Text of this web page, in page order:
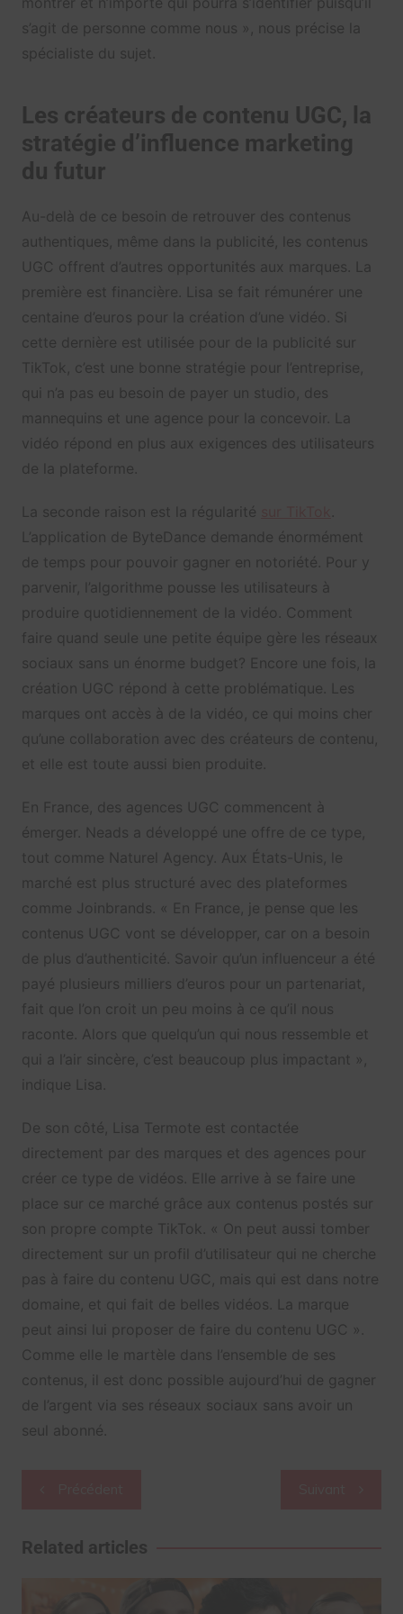
s’agit de personne comme nous », nous précise la
spécialiste du sujet.
Les créateurs de contenu UGC, la
stratégie d’influence marketing
du futur
Au-delà de ce besoin de retrouver des contenus
authentiques, même dans la publicité, les contenus
UGC offrent d’autres opportunités aux marques. La
première est financière. Lisa se fait rémunérer une
centaine d’euros pour la création d’une vidéo. Si
cette dernière est utilisée pour de la publicité sur
TikTok, c’est une bonne stratégie pour l’entreprise,
qui n’a pas eu besoin de payer un studio, des
mannequins et une agence pour la concevoir. La
vidéo répond en plus aux exigences des utilisateurs
de la plateforme.
La seconde raison est la régularité
L’application de ByteDance demande énormément
de temps pour pouvoir gagner en notoriété. Pour y
parvenir, l’algorithme pousse les utilisateurs à
produire quotidiennement de la vidéo. Comment
faire quand seule une petite équipe gère les réseaux
sociaux sans un énorme budget? Encore une fois, la
création UGC répond à cette problématique. Les
marques ont accès à de la vidéo, ce qui moins cher
qu’une collaboration avec des créateurs de contenu,
et elle est toute aussi bien produite.
En France, des agences UGC commencent à
émerger. Neads a développé une offre de ce type,
tout comme Naturel Agency. Aux États-Unis, le
marché est plus structuré avec des plateformes
comme Joinbrands. « En France, je pense que les
contenus UGC vont se développer, car on a besoin
de plus d’authenticité. Savoir qu’un influenceur a été
payé plusieurs milliers d’euros pour un partenariat,
fait que l’on croit un peu moins à ce qu’il nous
raconte. Alors que quelqu’un qui nous ressemble et
qui a l’air sincère, c’est beaucoup plus impactant »,
indique Lisa.
De son côté, Lisa Termote est contactée
directement par des marques et des agences pour
créer ce type de vidéos. Elle arrive à se faire une
place sur ce marché grâce aux contenus postés sur
son propre compte TikTok. « On peut aussi tomber
directement sur un profil d’utilisateur qui ne cherche
pas à faire du contenu UGC, mais qui est dans notre
domaine, et qui fait de belles vidéos. La marque
peut ainsi lui proposer de faire du contenu UGC ».
Comme elle le martèle dans l’ensemble de ses
contenus, il est donc possible aujourd’hui de gagner
de l’argent via ses réseaux sociaux sans avoir un
seul abonné.
l’article
Related articles